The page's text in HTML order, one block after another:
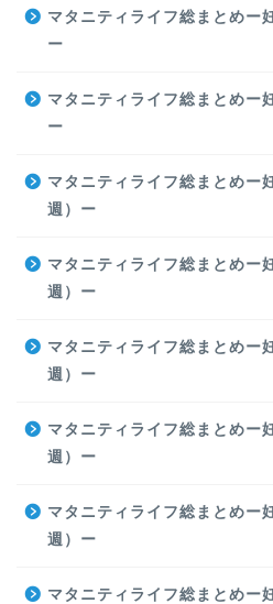
マタニティライフ総まとめー
ー
マタニティライフ総まとめー
ー
マタニティライフ総まとめー
週）ー
マタニティライフ総まとめー
週）ー
マタニティライフ総まとめー
週）ー
マタニティライフ総まとめー
週）ー
マタニティライフ総まとめー
週）ー
マタニティライフ総まとめー